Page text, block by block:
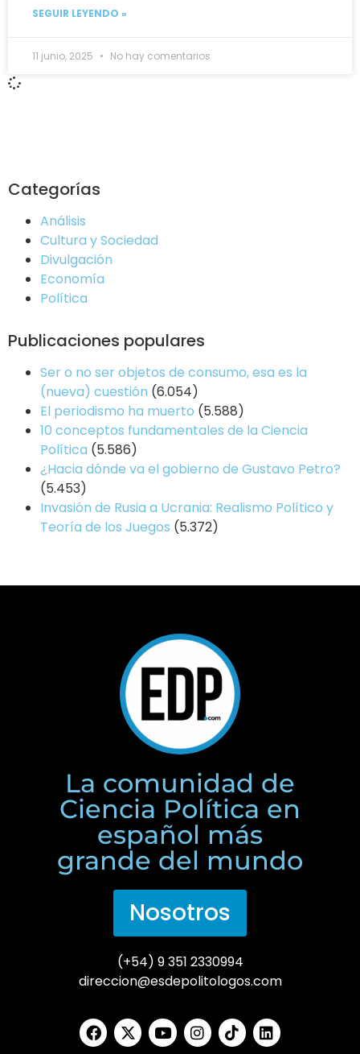
SEGUIR LEYENDO »
11 junio, 2025 No hay comentarios
Categorías
Análisis
Cultura y Sociedad
Divulgación
Economía
Política
Publicaciones populares
Ser o no ser objetos de consumo, esa es la
(nueva) cuestión (6.054)
El periodismo ha muerto (5.588)
10 conceptos fundamentales de la Ciencia
Política (5.586)
¿Hacia dónde va el gobierno de Gustavo Petro?
(5.453)
Invasión de Rusia a Ucrania: Realismo Político y
Teoría de los Juegos (5.372)
La comunidad de
Ciencia Política en
español más
grande del mundo
Nosotros
(+54) 9 351 2330994
direccion@esdepolitologos.com